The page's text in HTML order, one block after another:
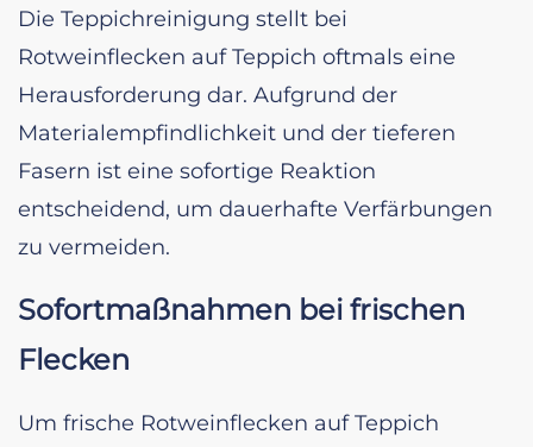
Die Teppichreinigung stellt bei
Rotweinflecken auf Teppich oftmals eine
Herausforderung dar. Aufgrund der
Materialempfindlichkeit und der tieferen
Fasern ist eine sofortige Reaktion
entscheidend, um dauerhafte Verfärbungen
zu vermeiden.
Sofortmaßnahmen bei frischen
Flecken
Um frische Rotweinflecken auf Teppich